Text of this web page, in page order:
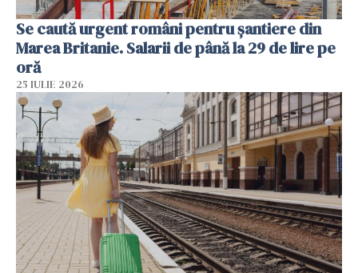
Se caută urgent români pentru șantiere din
Marea Britanie. Salarii de până la 29 de lire pe
oră
25 IULIE 2026